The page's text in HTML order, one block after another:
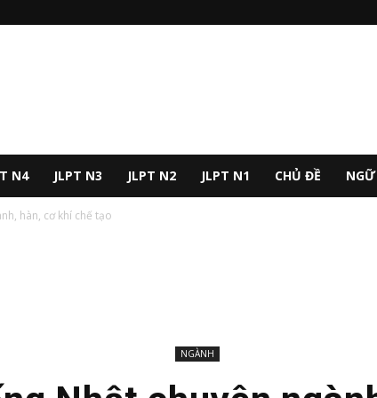
N4 JLPT N3 JLPT N2 JLPT N1 CHỦ ĐỀ
hàn, cơ khí chế tạo
NGÀNH